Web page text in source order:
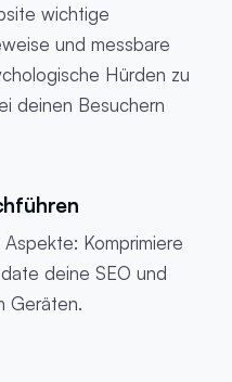
wichtige
und messbare
Hürden zu
deinen Besuchern
Komprimiere
deine SEO und
Geräten.